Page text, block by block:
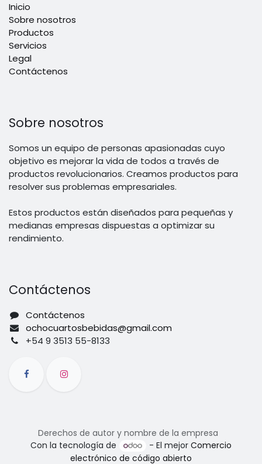
Inicio
Sobre nosotros
Productos
Servicios
Legal
Contáctenos
Sobre nosotros
Somos un equipo de personas apasionadas cuyo
objetivo es mejorar la vida de todos a través de
productos revolucionarios. Creamos productos para
resolver sus problemas empresariales.
Estos productos están diseñados para pequeñas y
medianas empresas dispuestas a optimizar su
rendimiento.
Contáctenos
Contáctenos
ochocuartosbebidas@gmail.com
+54 9 3513 55-8133
Derechos de autor y nombre de la empresa
Con la tecnología de
- El mejorComercio
electrónico de código abierto